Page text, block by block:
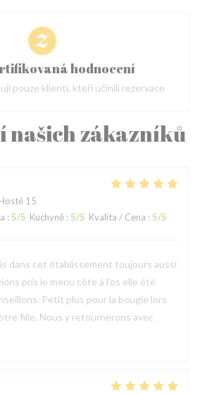
našich zákazníků
15
: 5/5 Kuchyně : 5/5 Kvalita / Cena : 5/5
dans cet établissement toujours aussi
pris le menu côte à l’os elle été
Petit plus pour la bougie lors
fille. Nous y retournerons avec
hodnocení
pouze klienti, kteří učinili rezervace